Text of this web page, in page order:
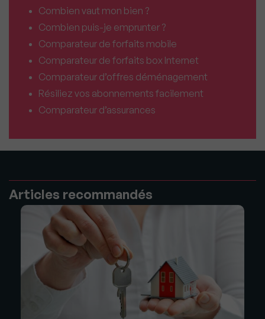
Combien vaut mon bien ?
Combien puis-je emprunter ?
Comparateur de forfaits mobile
Comparateur de forfaits box Internet
Comparateur d’offres déménagement
Résiliez vos abonnements facilement
Comparateur d’assurances
Articles recommandés